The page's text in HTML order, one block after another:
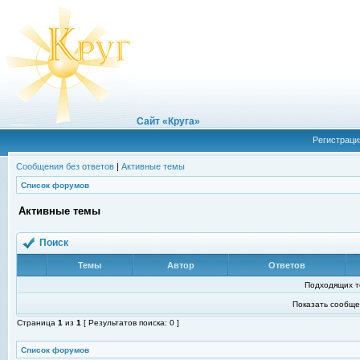
Сайт «Круга»
Сообщения без ответов | Активные темы
Список форумов
Активные темы
Поиск
Темы Автор Ответов
Подходящих
Показать
Страница 1 из 1 [ Результатов поиска: 0 ]
Список форумов